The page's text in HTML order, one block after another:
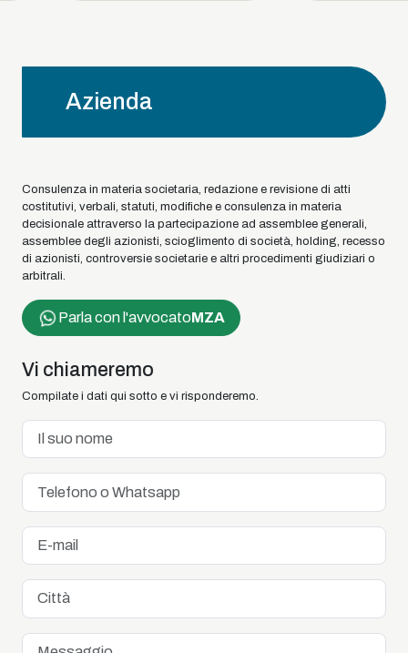
Azienda
Consulenza in materia societaria, redazione e revisione di atti
costitutivi, verbali, statuti, modifiche e consulenza in materia
decisionale attraverso la partecipazione ad assemblee generali,
assemblee degli azionisti, scioglimento di società, holding, recesso
di azionisti, controversie societarie e altri procedimenti giudiziari o
arbitrali.
Parla con l'avvocatoMZA
Vi chiameremo
Compilate i dati qui sotto e vi risponderemo.